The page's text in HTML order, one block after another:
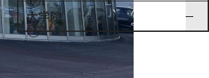
大学院